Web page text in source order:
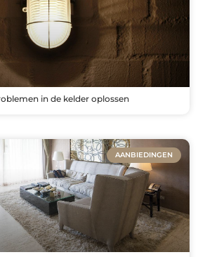
in de kelder oplossen
AANBIEDINGEN